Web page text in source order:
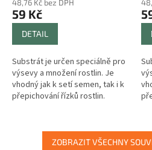
48,76 Kč bez DPH
59 Kč
DETAIL
Substrát je určen speciálně pro
výsevy a množení rostlin. Je
vhodný jak k setí semen, tak i k
přepichování řízků rostlin.
ZOBRAZIT VŠECHNY